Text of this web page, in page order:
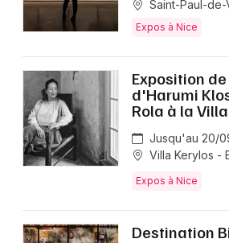
Saint-Paul-de-
Expos à Nice
Exposition
d'Harumi
Rola à la
Jusqu'au 20/
Villa Kerylos -
Expos à Nice
Destination